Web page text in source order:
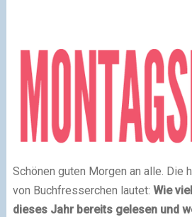
Schönen guten Morgen an alle. Die
von Buchfresserchen lautet: Wie
dieses Jahr bereits gelesen und